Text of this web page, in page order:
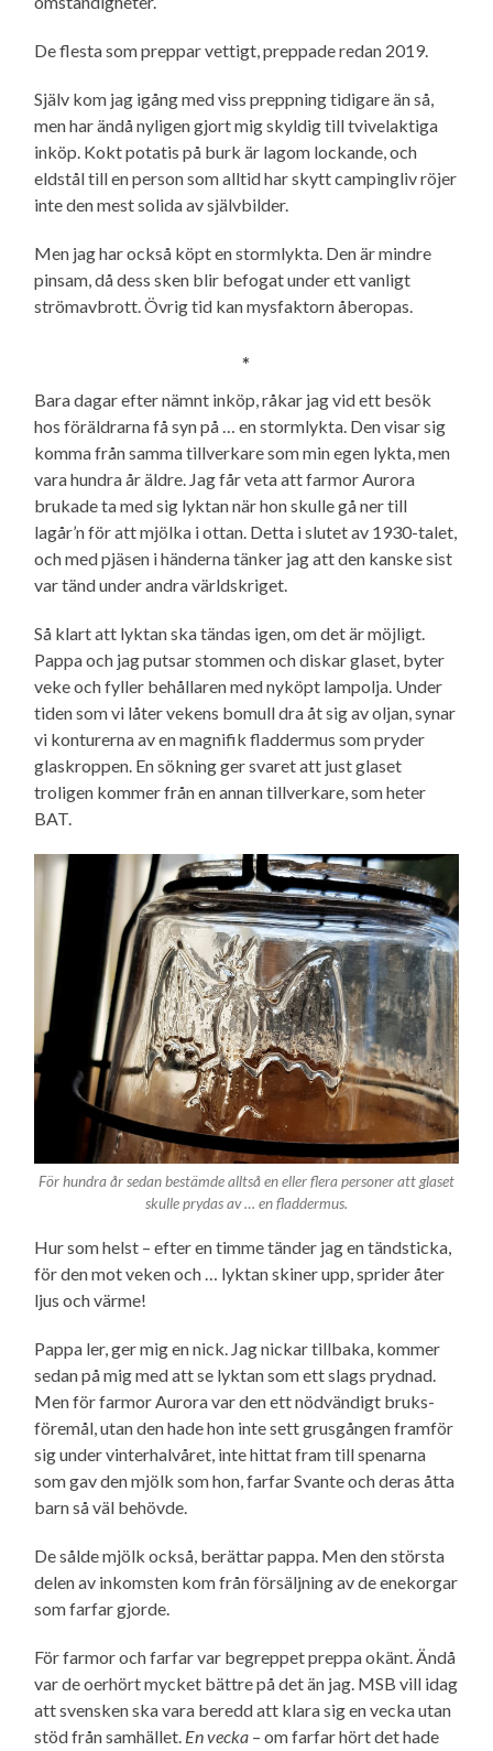
De flesta som preppar vettigt, preppade redan 2019.
Själv kom jag igång med viss preppning tidigare än så,
men har ändå nyligen gjort mig skyldig till tvivelaktiga
inköp. Kokt potatis på burk är lagom lockande, och
eldstål till en person som alltid har skytt campingliv röjer
inte den mest solida av självbilder.
Men jag har också köpt en stormlykta. Den är mindre
pinsam, då dess sken blir befogat under ett vanligt
strömavbrott. Övrig tid kan mysfaktorn åberopas.
*
Bara dagar efter nämnt inköp, råkar jag vid ett besök
hos föräldrarna få syn på … en stormlykta. Den visar sig
komma från samma tillverkare som min egen lykta, men
vara hundra år äldre. Jag får veta att farmor Aurora
brukade ta med sig lyktan när hon skulle gå ner till
lagår’n för att mjölka i ottan. Detta i slutet av 1930-talet,
och med pjäsen i händerna tänker jag att den kanske sist
var tänd under andra världskriget.
Så klart att lyktan ska tändas igen, om det är möjligt.
Pappa och jag putsar stommen och diskar glaset, byter
veke och fyller behållaren med nyköpt lampolja. Under
tiden som vi låter vekens bomull dra åt sig av oljan, synar
vi konturerna av en magnifik fladdermus som pryder
glaskroppen. En sökning ger svaret att just glaset
troligen kommer från en annan tillverkare, som heter
BAT.
För hundra år sedan bestämde alltså en eller flera personer att glaset
skulle prydas av … en fladdermus.
Hur som helst – efter en timme tänder jag en tändsticka,
för den mot veken och … lyktan skiner upp, sprider åter
ljus och värme!
Pappa ler, ger mig en nick. Jag nickar tillbaka, kommer
sedan på mig med att se lyktan som ett slags prydnad.
Men för farmor Aurora var den ett nödvändigt bruks­
föremål, utan den hade hon inte sett grusgången framför
sig under vinter­halvåret, inte hittat fram till spenarna
som gav den mjölk som hon, farfar Svante och deras åtta
barn så väl behövde.
De sålde mjölk också, berättar pappa. Men den största
delen av inkomsten kom från försäljning av de enekorgar
som farfar gjorde.
För farmor och farfar var begreppet preppa okänt. Ändå
var de oerhört mycket bättre på det än jag. MSB vill idag
att svensken ska vara beredd att klara sig en vecka utan
stöd från samhället. En vecka – om farfar hört det hade